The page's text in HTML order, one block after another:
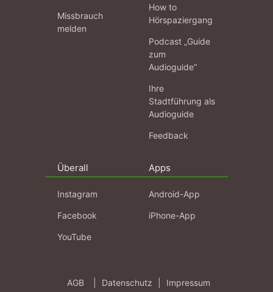
Missbrauch
melden
How to
Hörspaziergang
Podcast „Guide
zum
Audioguide“
Ihre
Stadtführung als
Audioguide
Feedback
Überall
Instagram
Facebook
YouTube
Apps
Android-App
iPhone-App
AGB Datenschutz Impressum